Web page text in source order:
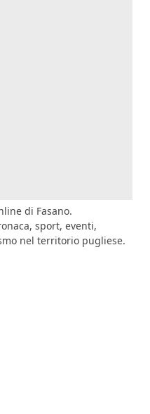
di Fasano.
sport, eventi,
nel territorio pugliese.